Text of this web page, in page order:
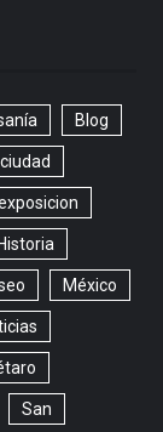
Blog
ciudad
México
San